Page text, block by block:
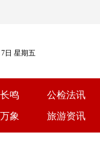
日 星期五
鸣 公检法讯
象 旅游资讯